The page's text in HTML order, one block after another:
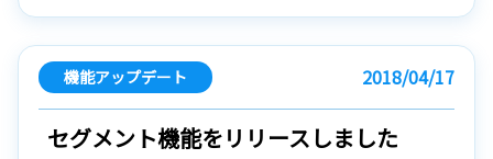
機能アップデート 2018/04/17
セグメント機能をリリースしました